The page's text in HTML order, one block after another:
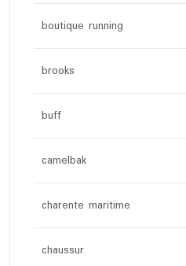
boutique running
brooks
buff
camelbak
charente maritime
chaussur